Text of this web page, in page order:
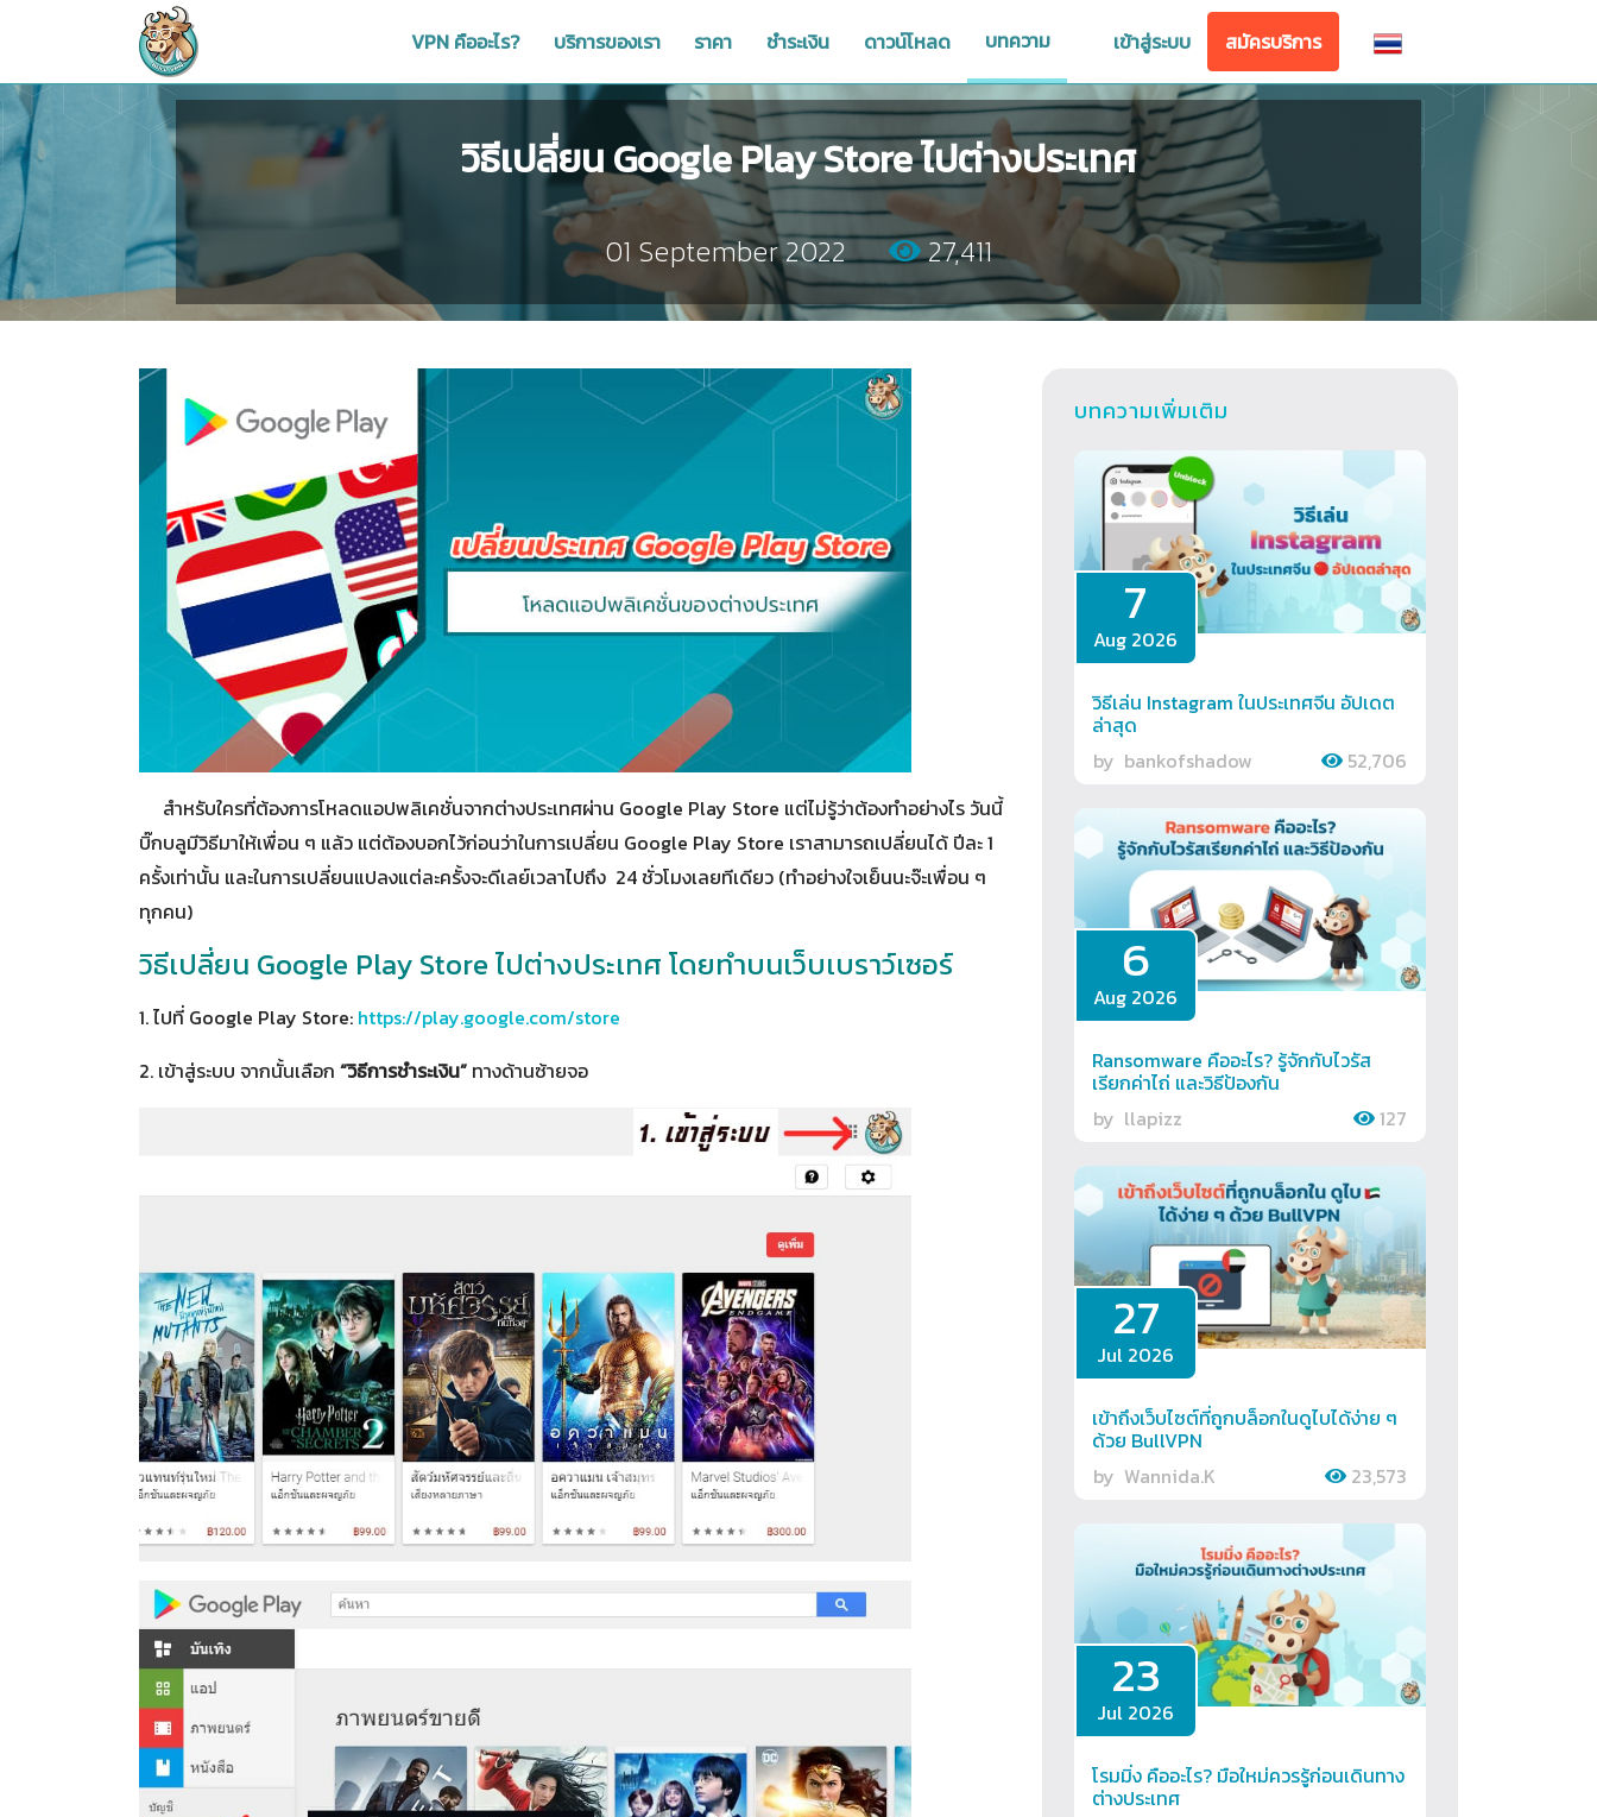
VPN คืออะไร? บริการของเรา ราคา ชำระเงิน ดาวน์โหลด บทความ เข้าสู่ระบบ สมัครบริการ
วิธีเปลี่ยน Google Play Store ไปต่างประเทศ
01 September 2022 27,411
สำหรับใครที่ต้องการโหลดแอปพลิเคชั่นจากต่างประเทศผ่าน Google Play Store แต่ไม่รู้ว่าต้องทำอย่างไร วันนี้
บิ๊กบลูมีวิธีมาให้เพื่อน ๆ แล้ว แต่ต้องบอกไว้ก่อนว่าในการเปลี่ยน Google Play Store เราสามารถเปลี่ยนได้ ปีละ 1
ครั้งเท่านั้น และในการเปลี่ยนแปลงแต่ละครั้งจะดีเลย์เวลาไปถึง 24 ชั่วโมงเลยทีเดียว (ทำอย่างใจเย็นนะจ๊ะเพื่อน ๆ
ทุกคน)
วิธีเปลี่ยน Google Play Store ไปต่างประเทศ โดยทำบนเว็บเบราว์เซอร์
1. ไปที่ Google Play Store: https://play.google.com/store
2. เข้าสู่ระบบ จากนั้นเลือก “วิธีการชำระเงิน” ทางด้านซ้ายจอ
บทความเพิ่มเติม
7
Aug 2026
วิธีเล่น Instagram ในประเทศจีน อัปเดต
ล่าสุด
by bankofshadow 52,706
6
Aug 2026
Ransomware คืออะไร? รู้จักกับไวรัส
เรียกค่าไถ่ และวิธีป้องกัน
by llapizz 127
27
Jul 2026
เข้าถึงเว็บไซต์ที่ถูกบล็อกในดูไบได้ง่าย ๆ
ด้วย BullVPN
by Wannida.K 23,573
23
Jul 2026
โรมมิ่ง คืออะไร? มือใหม่ควรรู้ก่อนเดินทาง
ต่างประเทศ